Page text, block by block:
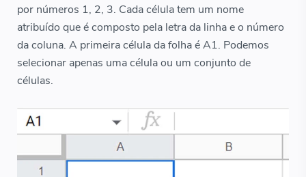
por números 1, 2, 3. Cada célula tem um nome
atribuído que é composto pela letra da linha e o número
da coluna. A primeira célula da folha é A1. Podemos
selecionar apenas uma célula ou um conjunto de
células.